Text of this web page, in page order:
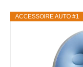
ACCESSOIRE AUTO #1